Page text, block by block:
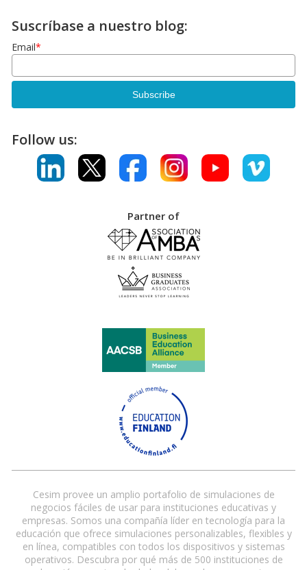
Suscríbase a nuestro blog:
Email*
Follow us:
Partner of
Cesim provee un amplio portafolio de simulaciones de
negocios fáciles de usar para instituciones educativas y
empresas. Somos una compañía líder en tecnología para la
educación que ofrece simulaciones personalizables, flexibles y
en línea, compatibles con todos los dispositivos y sistemas
operativos. Descubra por qué más de 500 instituciones de